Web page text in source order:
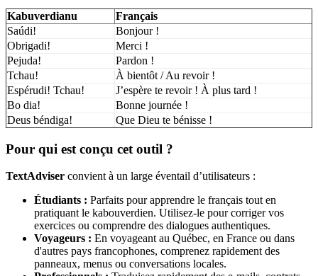
Kabuverdianu
Français
Saúdi!
Bonjour !
Obrigadi!
Merci !
Pejuda!
Pardon !
Tchau!
À bientôt / Au revoir !
Espérudi! Tchau!
J’espère te revoir ! À plus tard !
Bo dia!
Bonne journée !
Deus béndiga!
Que Dieu te bénisse !
Pour qui est conçu cet outil ?
TextAdviser convient à un large éventail d’utilisateurs :
Étudiants : Parfaits pour apprendre le français tout en
pratiquant le kabouverdien. Utilisez-le pour corriger vos
exercices ou comprendre des dialogues authentiques.
Voyageurs : En voyageant au Québec, en France ou dans
d'autres pays francophones, comprenez rapidement des
panneaux, menus ou conversations locales.